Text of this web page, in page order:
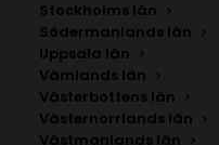
Stockholms län
Södermanlands län
Uppsala län
Vämlands län
Västerbottens län
Västernorrlands län
Västmanlands län
Lönsboda